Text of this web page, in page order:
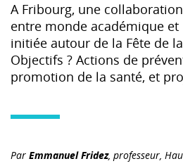
A Fribourg, une
entre monde académique et
initiée autour de la Fête de
Objectifs ? Actions de
promotion de la santé, et
Par Emmanuel Fridez, professeur, H